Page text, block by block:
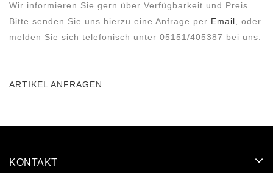
Wir informieren Sie gern über Verfügbarkeit und Preis.
Bitte senden Sie uns hierzu eine Anfrage per Email , oder
melden Sie sich telefonisch unter 05151/405387 bei uns.
ARTIKEL ANFRAGEN
KONTAKT